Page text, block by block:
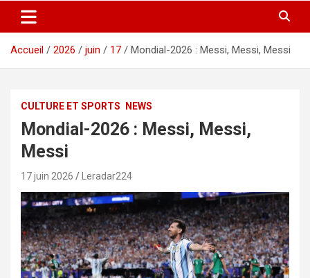
Accueil 2026 juin 17 Mondial-2026 : Messi, Messi, Messi
CULTURE ET SPORTS NEWS
Mondial-2026 : Messi, Messi,
Messi
17 juin 2026 Leradar224